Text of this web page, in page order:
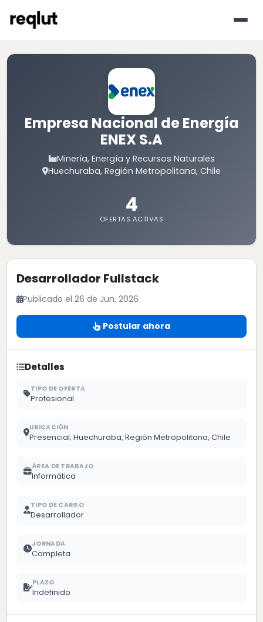
Empresa Nacional de Energía
ENEX S.A
Minería, Energía y Recursos Naturales
Huechuraba, Región Metropolitana, Chile
4
OFERTAS ACTIVAS
Desarrollador Fullstack
Publicado el 26 de Jun, 2026
Postular ahora
Detalles
TIPO DE OFERTA
Profesional
UBICACIÓN
Presencial; Huechuraba, Región Metropolitana, Chile
ÁREA DE TRABAJO
Informática
TIPO DE CARGO
Desarrollador
JORNADA
Completa
PLAZO
Indefinido